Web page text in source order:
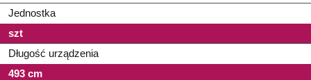
Jednostka
szt
Długość urządzenia
493 cm